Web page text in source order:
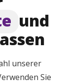
und
unserer
Sie